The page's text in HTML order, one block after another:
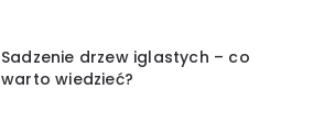
Sadzenie drzew iglastych – co
warto wiedzieć?